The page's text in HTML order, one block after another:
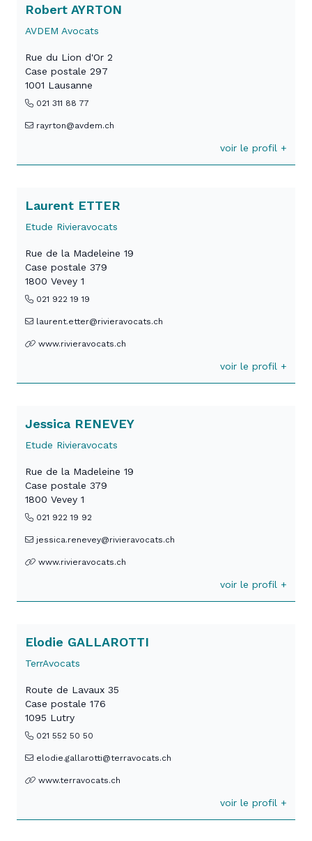
Robert AYRTON
AVDEM Avocats
Rue du Lion d'Or 2
Case postale 297
1001 Lausanne
021 311 88 77
rayrton@avdem.ch
voir le profil +
Laurent ETTER
Etude Rivieravocats
Rue de la Madeleine 19
Case postale 379
1800 Vevey 1
021 922 19 19
laurent.etter@rivieravocats.ch
www.rivieravocats.ch
voir le profil +
Jessica RENEVEY
Etude Rivieravocats
Rue de la Madeleine 19
Case postale 379
1800 Vevey 1
021 922 19 92
jessica.renevey@rivieravocats.ch
www.rivieravocats.ch
voir le profil +
Elodie GALLAROTTI
TerrAvocats
Route de Lavaux 35
Case postale 176
1095 Lutry
021 552 50 50
elodie.gallarotti@terravocats.ch
www.terravocats.ch
voir le profil +